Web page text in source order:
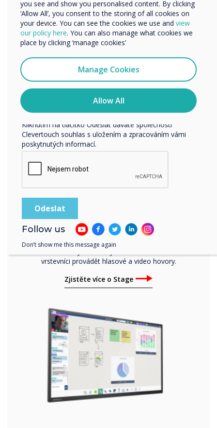
Spolupráce
Etapa
spolupráci, kde mohou účastníci schůzek
přidávat poznámky, chatovat, sdílet soubory,
dokumenty a obrázky. Ve službě Stage
můžete používat Powerpointy, soubory PDF,
dokumenty a obrázky. Současně mohou
vrstevníci provádět hlasové a video hovory.
Zjistěte více o Stage
you see and show you personalised content. By clicking
‘Allow All’, you consent to the storing of all cookies on
your device. You can see the cookies we use and view
our policy here. You can also manage what cookies we
place by clicking ‘manage cookies’
Manage Cookies
Allow All
Rádi bychom vás kontaktovali ohledně našich produktů a
služeb e-mailem, telefonicky nebo poštou.
Souhlasím se zasíláním zpráv od společnosti
Informace o tom, jak shromažďujeme a používáme vaše
osobní údaje, najdete v našich zásadách ochrany
osobních údajů.
Kliknutím na tlačítko Odeslat dáváte společnosti
Clevertouch souhlas s uložením a zpracováním vámi
poskytnutých informací.
Follow us
Don’t show me this message again